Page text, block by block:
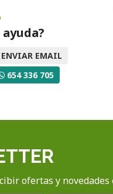
ENVIAR EMAIL
654 336 705
ofertas y novedades